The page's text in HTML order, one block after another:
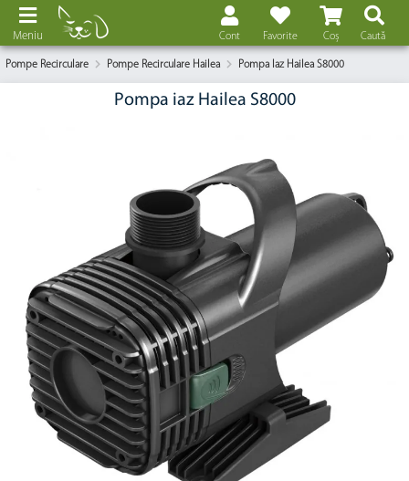
Coș
Favorite
Cont Caută
Meniu
Pompe Recirculare Pompe Recirculare Hailea Pompa Iaz Hailea S8000
Pompa iaz Hailea S8000